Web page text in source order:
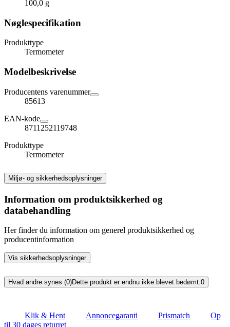
100,0 g
Nøglespecifikation
Produkttype
Termometer
Modelbeskrivelse
Producentens varenummer
85613
EAN-kode
8711252119748
Produkttype
Termometer
Miljø- og sikkerhedsoplysninger
Information om produktsikkerhed og
databehandling
Her finder du information om generel produktsikkerhed og
producentinformation
Vis sikkerhedsoplysninger
Hvad andre synes (0)Dette produkt er endnu ikke blevet bedømt.0
Klik & Hent Annoncegaranti Prismatch
Op
til 30 dages returret